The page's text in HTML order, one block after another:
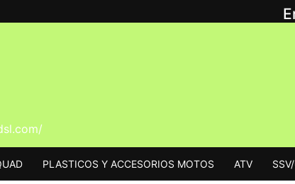
PLASTICOS Y ACCESORIOS MOTOS ATV